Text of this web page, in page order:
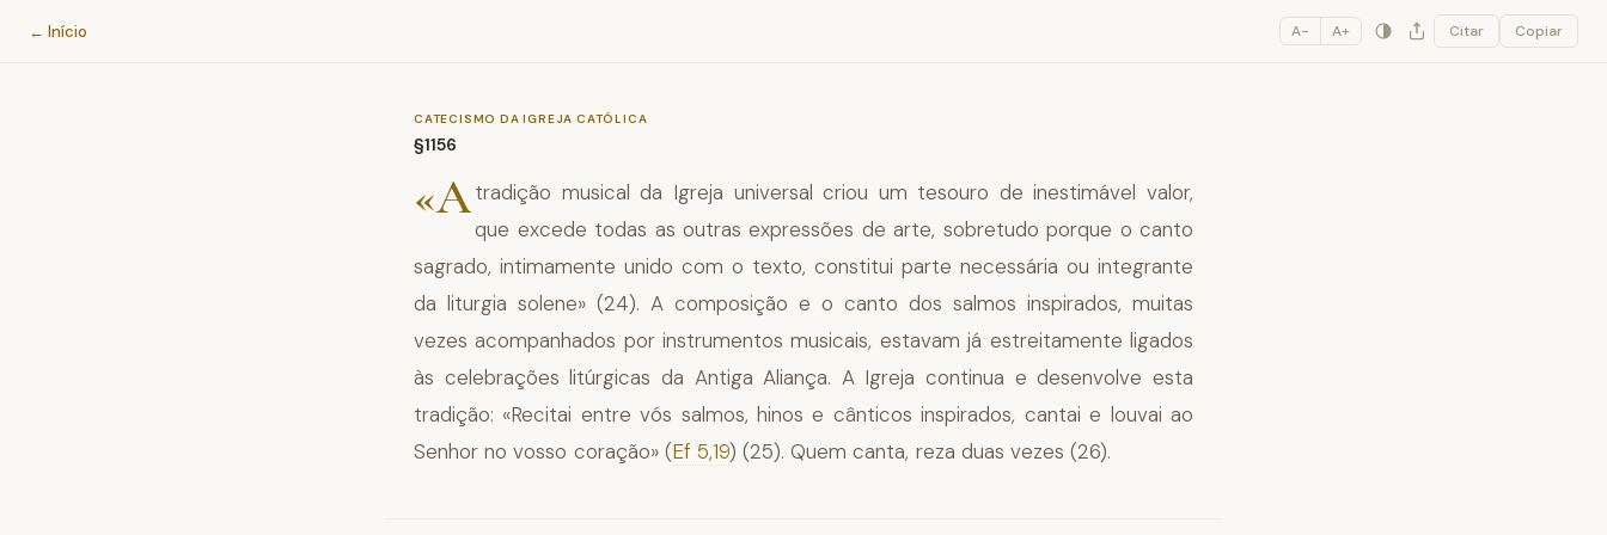
Catecismo da Igreja Católica
← Início A− A+ Citar Copiar
CATECISMO DA IGREJA CATÓLICA
§1156
«Atradição musical da Igreja universal criou um tesouro de inestimável valor,
que excede todas as outras expressões de arte, sobretudo porque o canto
sagrado, intimamente unido com o texto, constitui parte necessária ou integrante
da liturgia solene» (24). A composição e o canto dos salmos inspirados, muitas
vezes acompanhados por instrumentos musicais, estavam já estreitamente ligados
às celebrações litúrgicas da Antiga Aliança. A Igreja continua e desenvolve esta
tradição: «Recitai entre vós salmos, hinos e cânticos inspirados, cantai e louvai ao
Senhor no vosso coração» (Ef 5,19) (25). Quem canta, reza duas vezes (26).